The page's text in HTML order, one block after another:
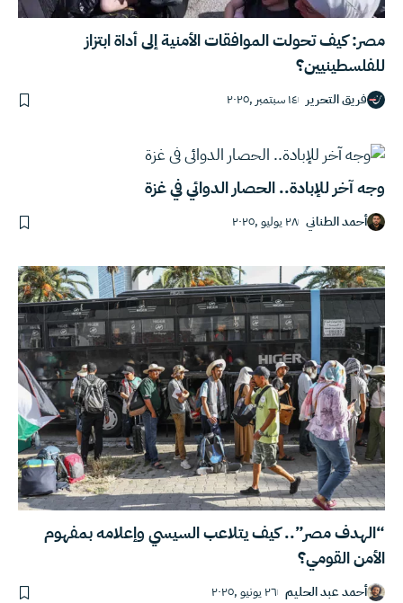
مصر: كيف تحولت الموافقات الأمنية إلى أداة ابتزاز
للفلسطينيين؟
فريق التحرير ١٤ سبتمبر ,٢٠٢٥
وجه آخر للإبادة.. الحصار الدوائي في غزة
أحمد الطناني ٢٨ يوليو ,٢٠٢٥
“الهدف مصر”.. كيف يتلاعب السيسي وإعلامه بمفهوم
الأمن القومي؟
أحمد عبد الحليم ٢٦ يونيو ,٢٠٢٥